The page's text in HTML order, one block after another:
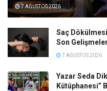
7 AĞUSTOS 2026
Saç
Son Gelişmeler
7 AĞUSTOS 2026
Yazar Seda
Kütüphanesi”